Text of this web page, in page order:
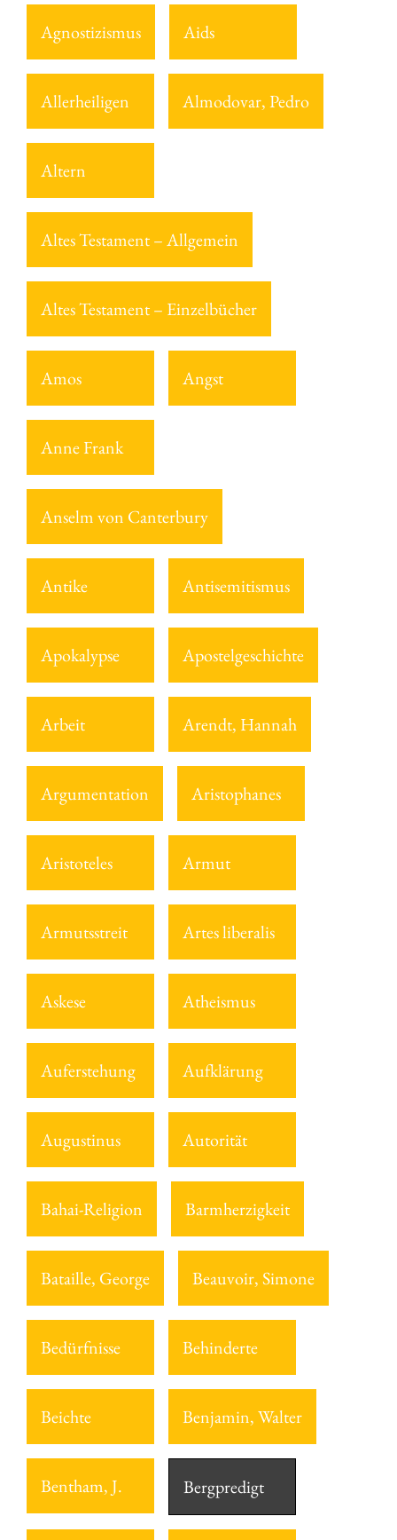
Agnostizismus Aids
Allerheiligen Almodovar, Pedro
Altern
Altes Testament – Allgemein
Altes Testament – Einzelbücher
Amos Angst
Anne Frank
Anselm von Canterbury
Antike Antisemitismus
Apokalypse Apostelgeschichte
Arbeit Arendt, Hannah
Argumentation Aristophanes
Aristoteles Armut
Armutsstreit Artes liberalis
Askese Atheismus
Auferstehung Aufklärung
Augustinus Autorität
Bahai-Religion Barmherzigkeit
Bataille, George Beauvoir, Simone
Bedürfnisse Behinderte
Beichte Benjamin, Walter
Bentham, J. Bergpredigt